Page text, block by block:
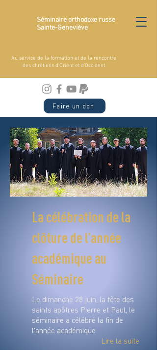
Séminaire orthodoxe russe
Sainte-Geneviève
Au service de la formation et de la rencontre
des chrétiens d'Orient et d'Occident
Faire un don
La célébration de la
clôture de l’année
académique au
Séminaire
Le dimanche 28 juin, la fête des
saints apôtres Pierre et Paul, le
séminaire a célébré la fin de
l'année académique
Lire la suite